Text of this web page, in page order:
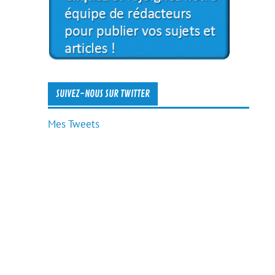
SUIVEZ-NOUS SUR TWITTER
Mes Tweets